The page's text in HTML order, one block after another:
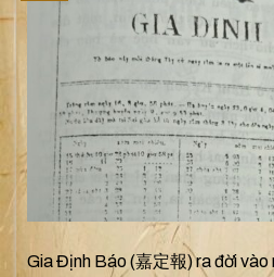
Gia Định Báo (嘉定報) ra đời